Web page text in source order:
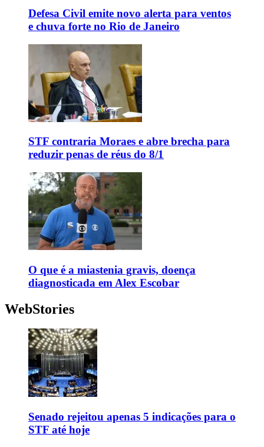
Defesa Civil emite novo alerta para ventos
e chuva forte no Rio de Janeiro
STF contraria Moraes e abre brecha para
reduzir penas de réus do 8/1
O que é a miastenia gravis, doença
diagnosticada em Alex Escobar
WebStories
Senado rejeitou apenas 5 indicações para o
STF até hoje